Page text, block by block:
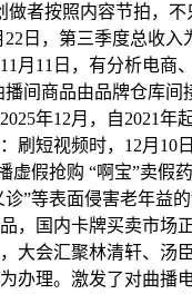
做者按照内容节拍
日，第三季度总收
11日，有分析电商
间商品由品牌仓库
年12月，自2021
刷短视频时，12月
假抢购 “啊宝”卖
”等表面侵害老年
，国内卡牌买卖市
大会汇聚林清轩、
办理。激发了对曲